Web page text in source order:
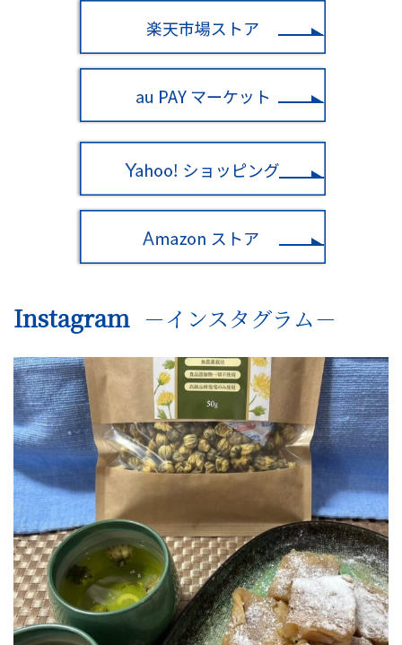
Instagram －インスタグラム－